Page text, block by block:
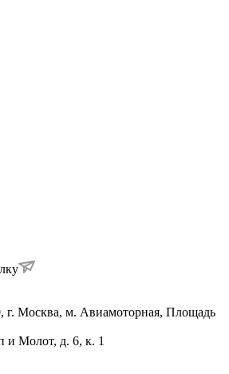
г. Москва, м. Авиамоторная, Площадь
и Молот, д. 6, к. 1